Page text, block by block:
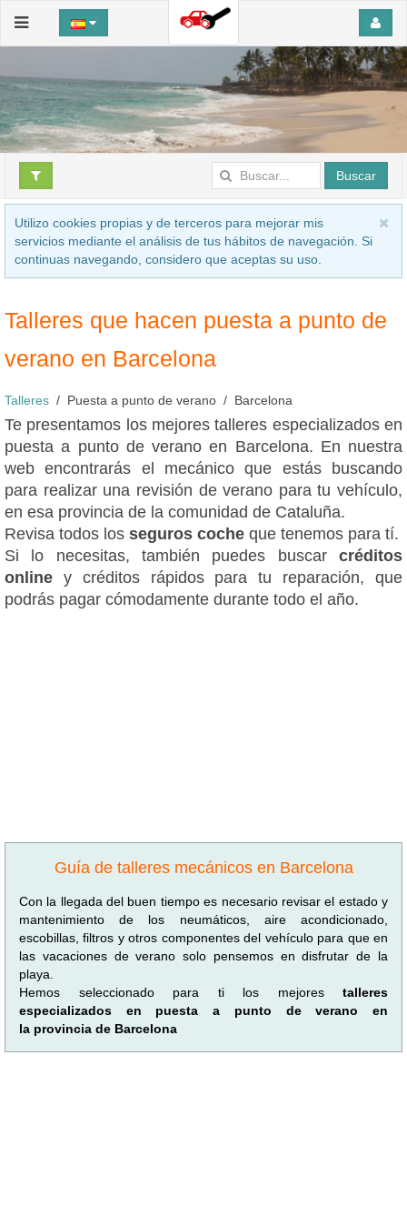
Buscar
Utilizo cookies propias y de terceros para mejorar mis
servicios mediante el análisis de tus hábitos de navegación. Si
continuas navegando, considero que aceptas su uso.
Talleres que hacen puesta a punto de
verano en Barcelona
Talleres Puesta a punto de verano Barcelona
Te presentamos los mejores talleres especializados en
puesta a punto de verano en Barcelona. En nuestra
web encontrarás el mecánico que estás buscando
para realizar una revisión de verano para tu vehículo,
en esa provincia de la comunidad de Cataluña.
Revisa todos los seguros coche que tenemos para tí.
Si lo necesitas, también puedes buscar créditos
online y créditos rápidos para tu reparación, que
podrás pagar cómodamente durante todo el año.
Guía de talleres mecánicos en Barcelona
Con la llegada del buen tiempo es necesario revisar el estado y
mantenimiento de los neumáticos, aire acondicionado,
escobillas, filtros y otros componentes del vehículo para que en
las vacaciones de verano solo pensemos en disfrutar de la
playa.
Hemos seleccionado para ti los mejores talleres
especializados en puesta a punto de verano en
la provincia de Barcelona